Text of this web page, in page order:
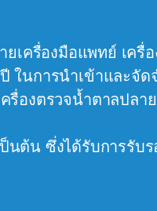
ยเครื่องมือแพทย์ เค
ในการนำเข้าและจั
รื่องตรวจน้ำตาลปล
นต้น ซึ่งได้รับการรับ